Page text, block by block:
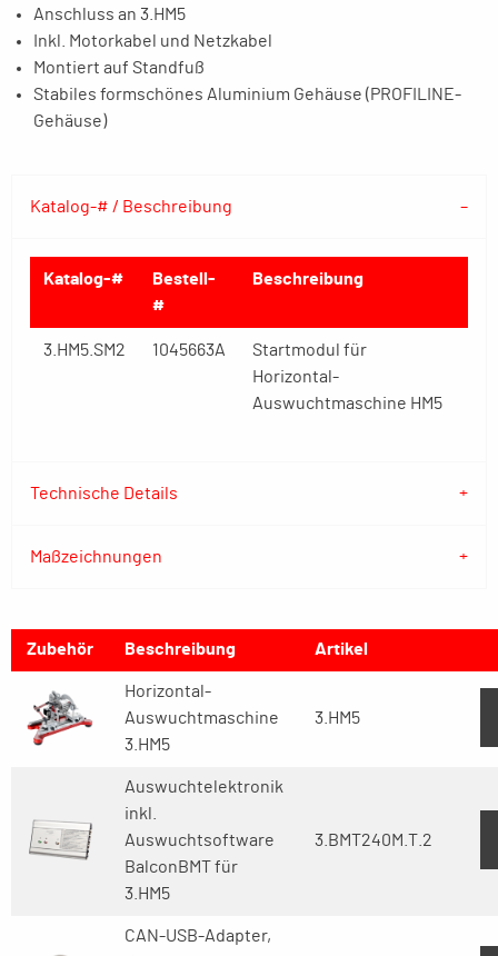
Anschluss an 3.HM5
Inkl. Motorkabel und Netzkabel
Montiert auf Standfuß
Stabiles formschönes Aluminium Gehäuse (PROFILINE-
Gehäuse)
Katalog-# / Beschreibung
Katalog-#
Bestell-
#
Beschreibung
3.HM5.SM2 1045663A
Startmodul für
Horizontal-
Auswuchtmaschine HM5
Technische Details
Maßzeichnungen
Zubehör Beschreibung Artikel
Horizontal-
Auswuchtmaschine
3.HM5
3.HM5
Auswuchtelektronik
inkl.
Auswuchtsoftware
BalconBMT für
3.HM5
3.BMT240M.T.2
CAN-USB-Adapter,